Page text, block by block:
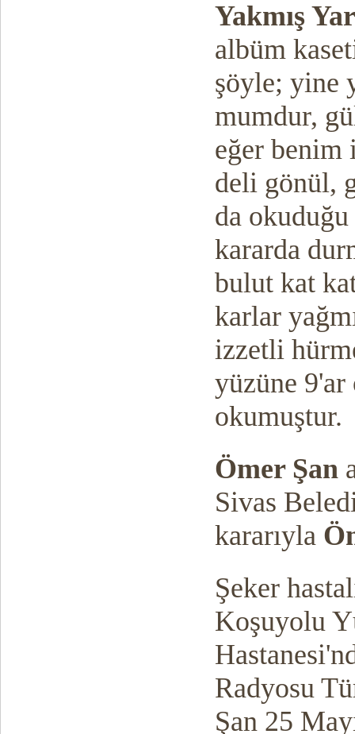
Yakmış
albüm
şöyle; yine
mumdur,
eğer benim
deli gönül,
da
kararda
bulut kat
karlar
izzetli
yüzüne 9'ar
okumuştur.
Ömer Şan
Sivas
kararıyla
Şeker
Koşuyolu
Radyosu
Şan 25